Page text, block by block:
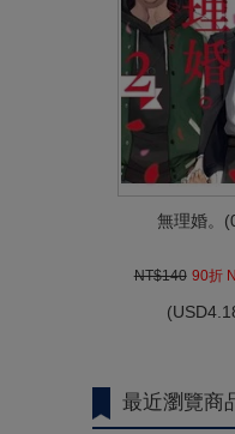
無理婚。
NT$140 90折
(USD
最近瀏覽商